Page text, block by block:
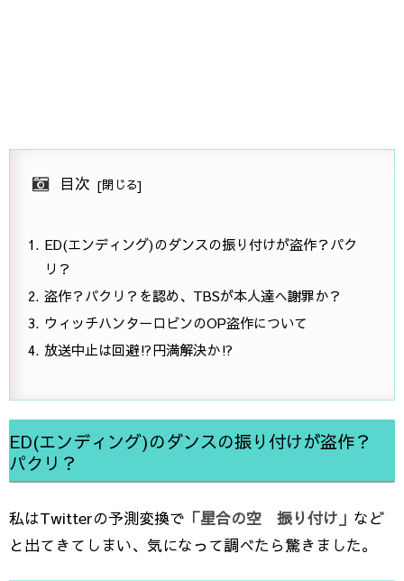
目次
ED(エンディング)のダンスの振り付けが盗作？パク
リ？
盗作？パクリ？を認め、TBSが本人達へ謝罪か？
ウィッチハンターロビンのOP盗作について
放送中止は回避⁉円満解決か⁉
ED(エンディング)のダンスの振り付けが盗作？
パクリ？
私はTwitterの予測変換で 「星合の空 振り付け」 など
と出てきてしまい、気になって調べたら驚きました。